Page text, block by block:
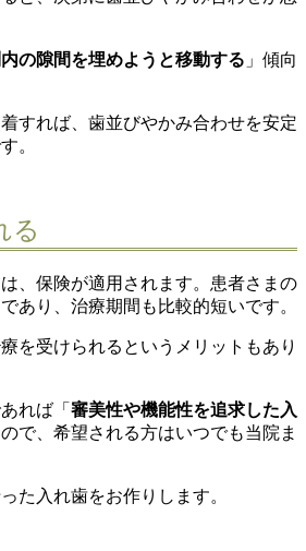
の隙間を埋めようと移動する 」傾向
すれば、歯並びやかみ合わせを安定
。
る
、保険が適用されます。患者さまの
であり、治療期間も比較的短いです。
を受けられるというメリットもあり
れば「 審美性や機能性を追求した入
で、希望される方はいつでも当院ま
た入れ歯をお作りします。